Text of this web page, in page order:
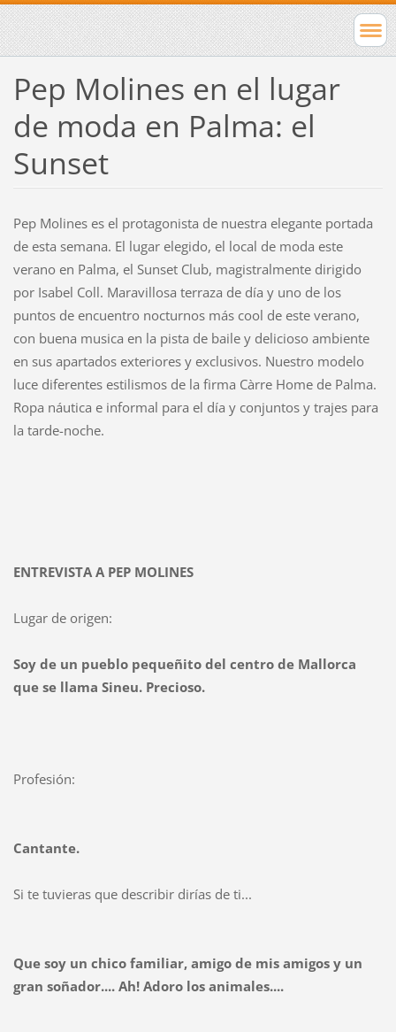
Pep Molines en el lugar
de moda en Palma: el
Sunset
Pep Molines es el protagonista de nuestra elegante portada
de esta semana. El lugar elegido, el local de moda este
verano en Palma, el Sunset Club, magistralmente dirigido
por Isabel Coll. Maravillosa terraza de día y uno de los
puntos de encuentro nocturnos más cool de este verano,
con buena musica en la pista de baile y delicioso ambiente
en sus apartados exteriores y exclusivos. Nuestro modelo
luce diferentes estilismos de la firma Càrre Home de Palma.
Ropa náutica e informal para el día y conjuntos y trajes para
la tarde-noche.
ENTREVISTA A PEP MOLINES
Lugar de origen:
Soy de un pueblo pequeñito del centro de Mallorca
que se llama Sineu. Precioso.
Profesión:
Cantante.
Si te tuvieras que describir dirías de ti...
Que soy un chico familiar, amigo de mis amigos y un
gran soñador.... Ah! Adoro los animales....